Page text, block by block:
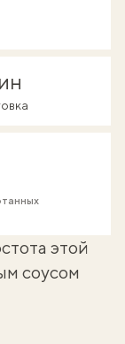
этой
соусом